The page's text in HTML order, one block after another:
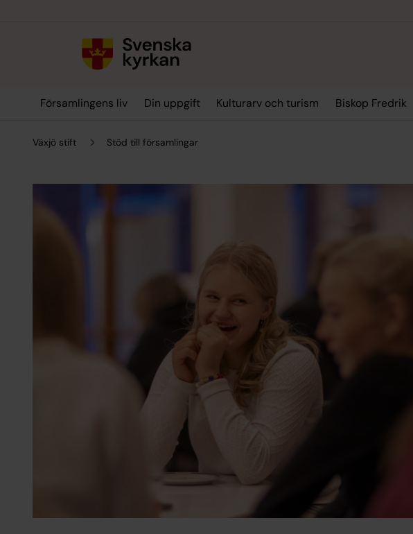
Församlingens liv Din uppgift Kulturarv och turism Biskop Fredrik
Växjö stift Stöd till församlingar